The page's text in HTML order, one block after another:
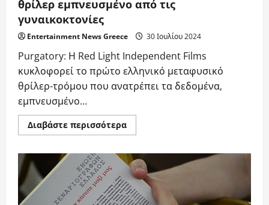
θρίλερ εμπνευσμένο από τις
γυναικοκτονίες
Entertainment News Greece 30 Ιουλίου 2024
Purgatory: Η Red Light Independent Films
κυκλοφορεί το πρώτο ελληνικό μεταφυσικό
θρίλερ-τρόμου που ανατρέπει τα δεδομένα,
εμπνευσμένο...
Διαβάστε περισσότεραRead
more
Το
πρώτο
ελληνικό
μεταφυσικό
θρίλερ
εμπνευσμένο